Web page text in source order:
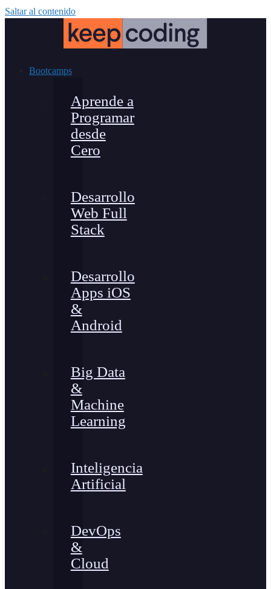
Saltar al contenido
Bootcamps
Aprende a
Programar
desde
Cero
Desarrollo
Web Full
Stack
Desarrollo
Apps iOS
&
Android
Big Data
&
Machine
Learning
Inteligencia
Artificial
DevOps
&
Cloud